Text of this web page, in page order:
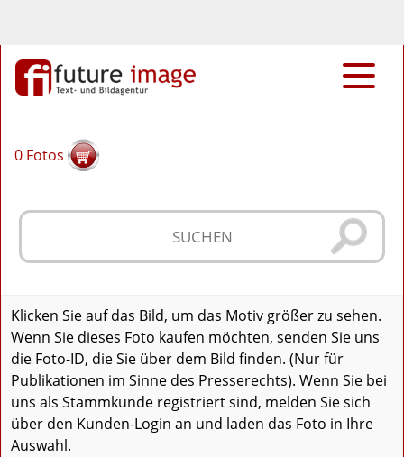
0 Fotos
Klicken Sie auf das Bild, um das Motiv größer zu sehen.
Wenn Sie dieses Foto kaufen möchten, senden Sie uns
die Foto-ID, die Sie über dem Bild finden. (Nur für
Publikationen im Sinne des Presserechts). Wenn Sie bei
uns als Stammkunde registriert sind, melden Sie sich
über den Kunden-Login an und laden das Foto in Ihre
Auswahl.